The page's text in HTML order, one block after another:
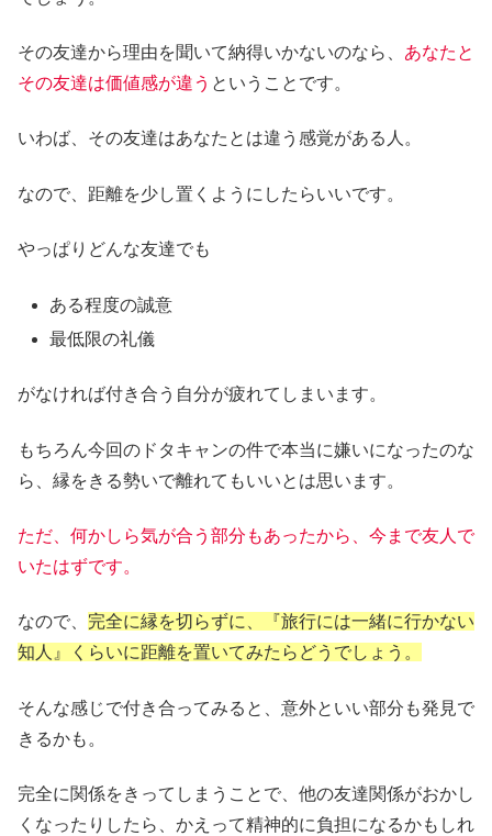
その友達から理由を聞いて納得いかないのなら、 あなたと
その友達は価値感が違う ということです。
いわば、その友達はあなたとは違う感覚がある人。
なので、距離を少し置くようにしたらいいです。
やっぱりどんな友達でも
ある程度の誠意
最低限の礼儀
がなければ付き合う自分が疲れてしまいます。
もちろん今回のドタキャンの件で本当に嫌いになったのな
ら、縁をきる勢いで離れてもいいとは思います。
ただ、何かしら気が合う部分もあったから、今まで友人で
いたはずです。
なので、 完全に縁を切らずに、『旅行には一緒に行かない
知人』くらいに距離を置いてみたらどうでしょう。
そんな感じで付き合ってみると、意外といい部分も発見で
きるかも。
完全に関係をきってしまうことで、他の友達関係がおかし
くなったりしたら、かえって精神的に負担になるかもしれ